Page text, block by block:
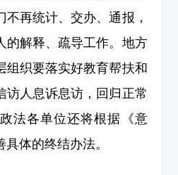
不再统计、交办、通报，
的解释、疏导工作。地方
组织要落实好教育帮扶和
访人息诉息访，回归正常
法各单位还将根据《意
体的终结办法。